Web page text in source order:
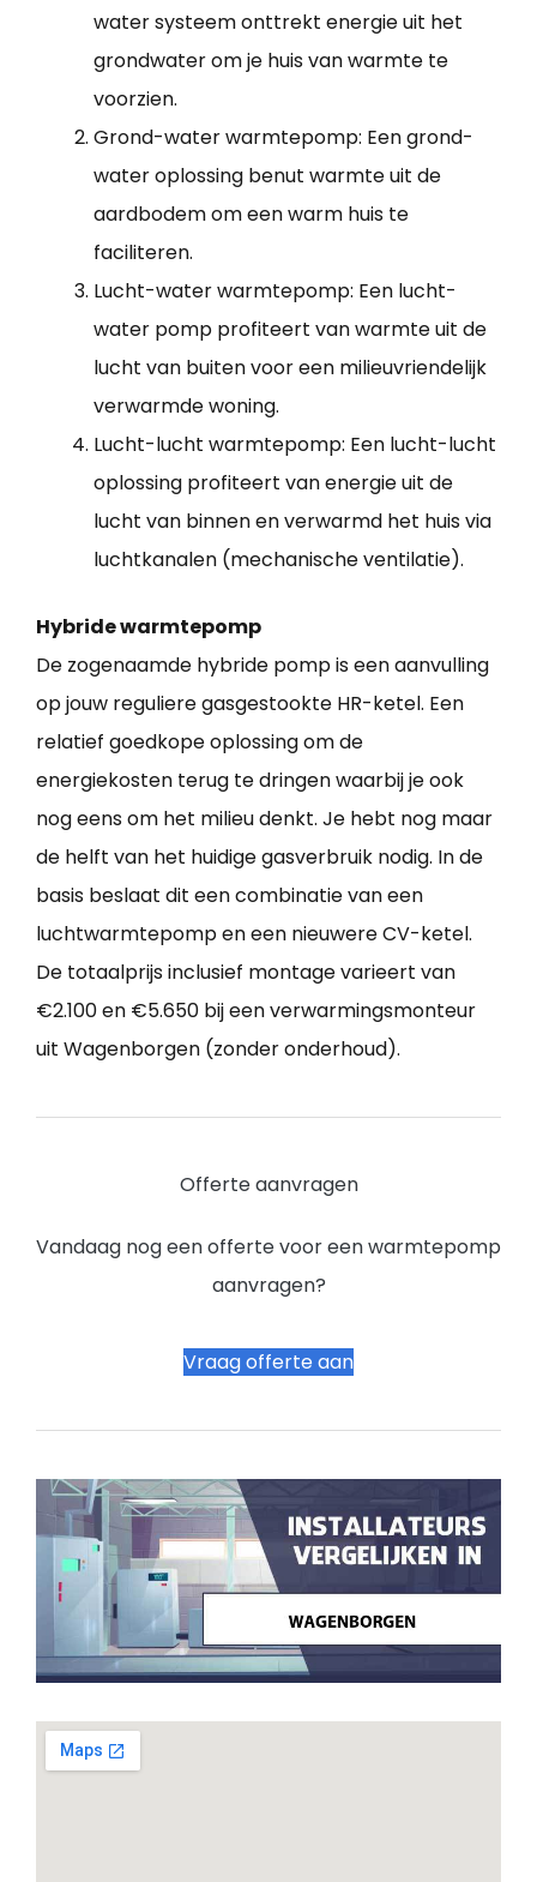
water systeem onttrekt energie uit het
grondwater om je huis van warmte te
voorzien.
Grond-water warmtepomp: Een grond-
water oplossing benut warmte uit de
aardbodem om een warm huis te
faciliteren.
Lucht-water warmtepomp: Een lucht-
water pomp profiteert van warmte uit de
lucht van buiten voor een milieuvriendelijk
verwarmde woning.
Lucht-lucht warmtepomp: Een lucht-lucht
oplossing profiteert van energie uit de
lucht van binnen en verwarmd het huis via
luchtkanalen (mechanische ventilatie).
Hybride warmtepomp
De zogenaamde hybride pomp is een aanvulling
op jouw reguliere gasgestookte HR-ketel. Een
relatief goedkope oplossing om de
energiekosten terug te dringen waarbij je ook
nog eens om het milieu denkt. Je hebt nog maar
de helft van het huidige gasverbruik nodig. In de
basis beslaat dit een combinatie van een
luchtwarmtepomp en een nieuwere CV-ketel.
De totaalprijs inclusief montage varieert van
€2.100 en €5.650 bij een verwarmingsmonteur
uit Wagenborgen (zonder onderhoud).
Offerte aanvragen
Vandaag nog een offerte voor een warmtepomp
aanvragen?
Vraag offerte aan